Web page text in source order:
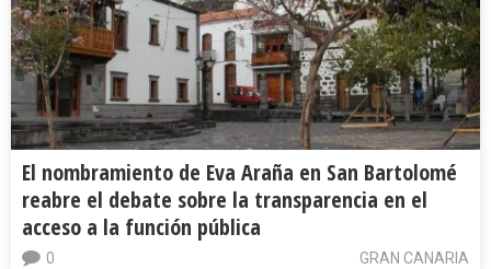
El nombramiento de Eva Araña en San Bartolomé
reabre el debate sobre la transparencia en el
acceso a la función pública
GRAN CANARIA
0